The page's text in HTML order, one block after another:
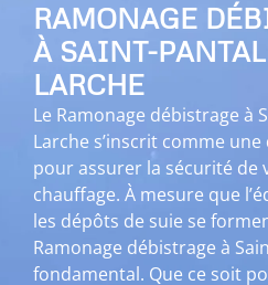
RAMONAGE
À SAINT-
LARCHE
Le Ramonage débistrage à
Larche s’inscrit comme
pour assurer la sécurité de
chauffage. À mesure que
les dépôts de suie se
Ramonage débistrage à
fondamental. Que ce soit